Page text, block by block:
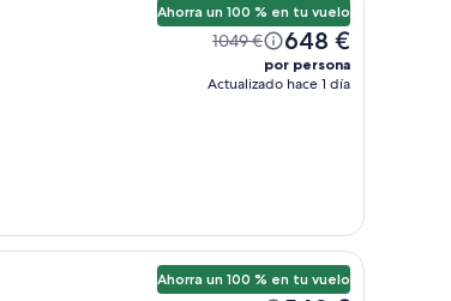
Ahorra un 100 % en tu vuelo
1049 € 648 €
por persona
Actualizado hace 1 día
Ahorra un 100 % en tu vuelo